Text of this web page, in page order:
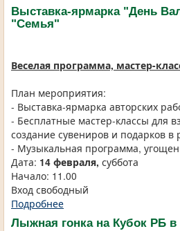
Выставка-ярмарка "День
"Семья"
Веселая программа, мастер-
План мероприятия:
- Выставка-ярмарка авторских
- Бесплатные мастер-классы для
создание сувениров и подарков в
- Музыкальная программа,
Дата: 14 февраля, суббота
Начало: 11.00
Вход свободный
Подробнее
Лыжная гонка на Кубок РБ